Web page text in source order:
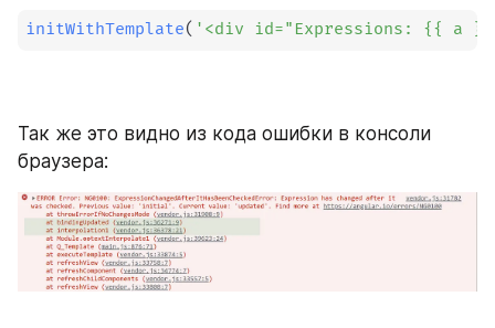
initWithTemplate( '<div id="Expressions: {{ a
Так же это видно из кода ошибки в консоли
браузера: